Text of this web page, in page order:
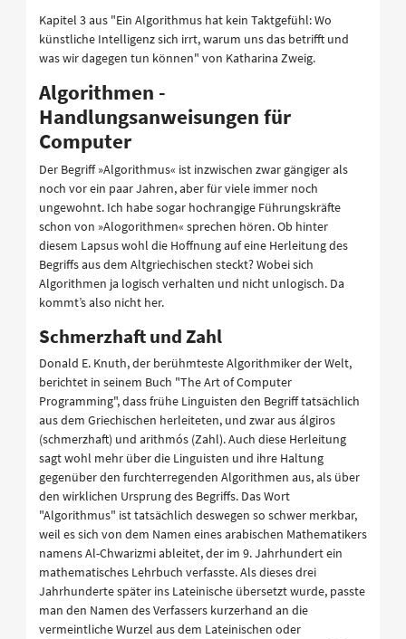
Kapitel 3 aus "Ein Algorithmus hat kein Taktgefühl: Wo
künstliche Intelligenz sich irrt, warum uns das betrifft und
was wir dagegen tun können" von Katharina Zweig.
Algorithmen -
Handlungsanweisungen für
Computer
Der Begriff »Algorithmus« ist inzwischen zwar gängiger als
noch vor ein paar Jahren, aber für viele immer noch
ungewohnt. Ich habe sogar hochrangige Führungskräfte
schon von »Alogorithmen« sprechen hören. Ob hinter
diesem Lapsus wohl die Hoffnung auf eine Herleitung des
Begriffs aus dem Altgriechischen steckt? Wobei sich
Algorithmen ja logisch verhalten und nicht unlogisch. Da
kommt’s also nicht her.
Schmerzhaft und Zahl
Donald E. Knuth, der berühmteste Algorithmiker der Welt,
berichtet in seinem Buch "The Art of Computer
Programming", dass frühe Linguisten den Begriff tatsächlich
aus dem Griechischen herleiteten, und zwar aus álgiros
(schmerzhaft) und arithmós (Zahl). Auch diese Herleitung
sagt wohl mehr über die Linguisten und ihre Haltung
gegenüber den furchterregenden Algorithmen aus, als über
den wirklichen Ursprung des Begriffs. Das Wort
"Algorithmus" ist tatsächlich deswegen so schwer merkbar,
weil es sich von dem Namen eines arabischen Mathematikers
namens Al-Chwarizmi ableitet, der im 9. Jahrhundert ein
mathematisches Lehrbuch verfasste. Als dieses drei
Jahrhunderte später ins Lateinische übersetzt wurde, passte
man den Namen des Verfassers kurzerhand an die
vermeintliche Wurzel aus dem Lateinischen oder